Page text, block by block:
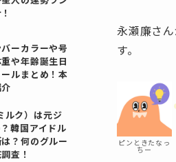
永瀬廉さ
す。
ピンときたなっ
ちー
ーカラーや号
や年齢誕生日
ルまとめ！本
ク）は元ジ
韓国アイドル
？何のグルー
査！